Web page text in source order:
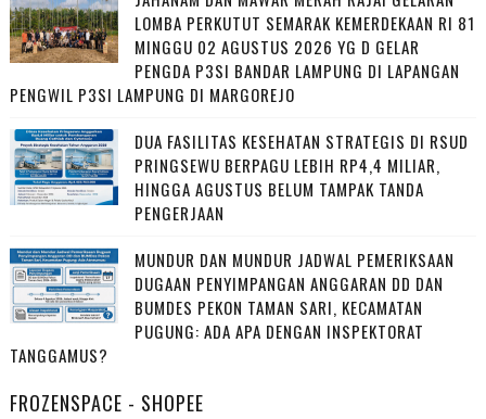
LOMBA PERKUTUT SEMARAK KEMERDEKAAN RI 81
MINGGU 02 AGUSTUS 2026 YG D GELAR
PENGDA P3SI BANDAR LAMPUNG DI LAPANGAN
PENGWIL P3SI LAMPUNG DI MARGOREJO
DUA FASILITAS KESEHATAN STRATEGIS DI RSUD
PRINGSEWU BERPAGU LEBIH RP4,4 MILIAR,
HINGGA AGUSTUS BELUM TAMPAK TANDA
PENGERJAAN
MUNDUR DAN MUNDUR JADWAL PEMERIKSAAN
DUGAAN PENYIMPANGAN ANGGARAN DD DAN
BUMDES PEKON TAMAN SARI, KECAMATAN
PUGUNG: ADA APA DENGAN INSPEKTORAT
TANGGAMUS?
FROZENSPACE - SHOPEE